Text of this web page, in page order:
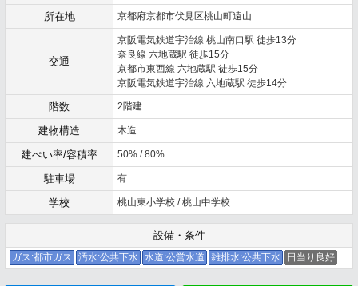
所在地 京都府京都市伏見区桃山町遠山
交通
京阪電気鉄道宇治線 桃山南口駅 徒歩13分
奈良線 六地蔵駅 徒歩15分
京都市東西線 六地蔵駅 徒歩15分
京阪電気鉄道宇治線 六地蔵駅 徒歩14分
階数 2階建
建物構造 木造
建ぺい率/容積率 50% / 80%
駐車場 有
学校 桃山東小学校 / 桃山中学校
設備・条件
ガス:都市ガス 汚水:公共下水 水道:公営水道 雑排水:公共下水 日当り良好